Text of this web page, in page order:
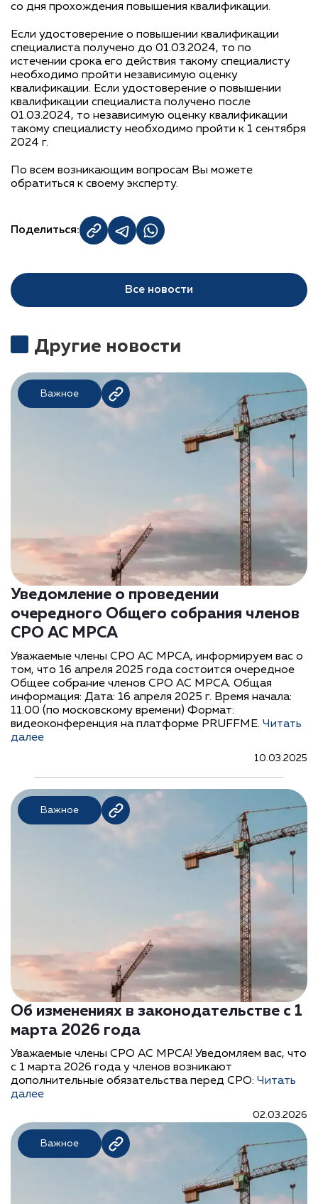
со дня прохождения повышения квалификации.
Если удостоверение о повышении квалификации
специалиста получено до 01.03.2024, то по
истечении срока его действия такому специалисту
необходимо пройти независимую оценку
квалификации. Если удостоверение о повышении
квалификации специалиста получено после
01.03.2024, то независимую оценку квалификации
такому специалисту необходимо пройти к 1 сентября
2024 г.
По всем возникающим вопросам Вы можете
обратиться к своему эксперту.
Поделиться:
Все новости
Другие новости
Важное
Уведомление о проведении
очередного Общего собрания членов
СРО АС МРСА
Уважаемые члены СРО АС МРСА, информируем вас о
том, что 16 апреля 2025 года состоится очередное
Общее собрание членов СРО АС МРСА. Общая
информация: Дата: 16 апреля 2025 г. Время начала:
11.00 (по московскому времени) Формат:
видеоконференция на платформе PRUFFME. Читать
далее
10.03.2025
Важное
Об изменениях в законодательстве с 1
марта 2026 года
Уважаемые члены СРО АС МРСА! Уведомляем вас, что
с 1 марта 2026 года у членов возникают
дополнительные обязательства перед СРО: Читать
далее
02.03.2026
Важное